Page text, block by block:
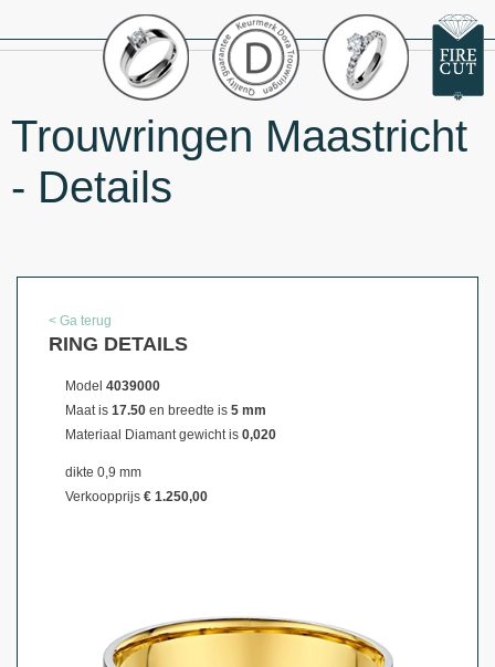
Trouwringen Maastricht
- Details
< Ga terug
RING DETAILS
Model 4039000
Maat is 17.50 en breedte is 5 mm
Materiaal Diamant gewicht is 0,020
dikte 0,9 mm
Verkoopprijs € 1.250,00